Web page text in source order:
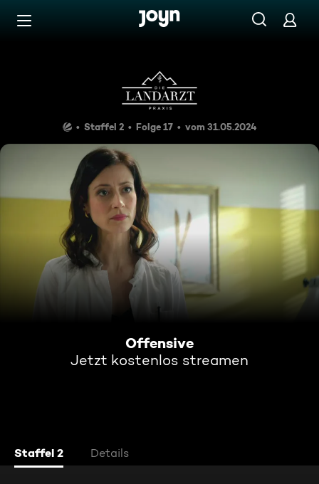
Zum Inhalt springen
Offensive
Staffel 2 Folge 17 vom 31.05.2024
Offensive
Jetzt kostenlos streamen
Staffel 2 Details